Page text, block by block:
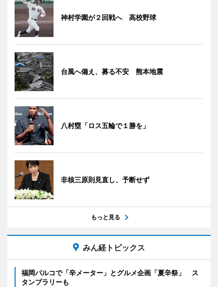
神村学園が２回戦へ 高校野球
台風へ備え、募る不安 熊本地震
八村塁「ロス五輪で１勝を」
非核三原則見直し、予断せず
もっと見る
みん経トピックス
福岡パルコで「辛メーター」とグルメ企画「夏辛祭」 ス
タンプラリーも